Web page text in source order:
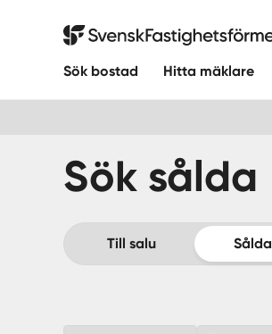
Svensk Fastighetsförmedling
Sök bostad Hitta mäklare
Sök sålda
Till salu Sålda